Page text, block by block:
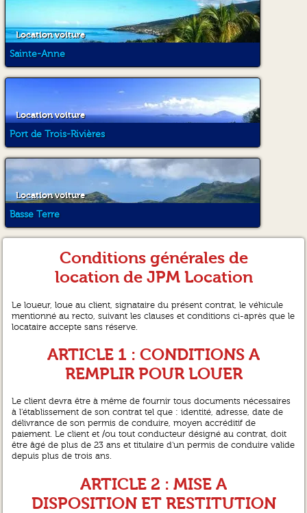
Location voiture
Sainte-Anne
Location voiture
Port de Trois-Rivières
Location voiture
Basse Terre
Conditions générales de
location de JPM Location
Le loueur, loue au client, signataire du présent contrat, le véhicule
mentionné au recto, suivant les clauses et conditions ci-après que le
locataire accepte sans réserve.
ARTICLE 1 : CONDITIONS A
REMPLIR POUR LOUER
Le client devra être à même de fournir tous documents nécessaires
à l'établissement de son contrat tel que : identité, adresse, date de
délivrance de son permis de conduire, moyen accréditif de
paiement. Le client et /ou tout conducteur désigné au contrat, doit
être âgé de plus de 23 ans et titulaire d'un permis de conduire valide
depuis plus de trois ans.
ARTICLE 2 : MISE A
DISPOSITION ET RESTITUTION